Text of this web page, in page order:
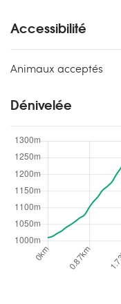
Accessibilité
Animaux acceptés
Dénivelée